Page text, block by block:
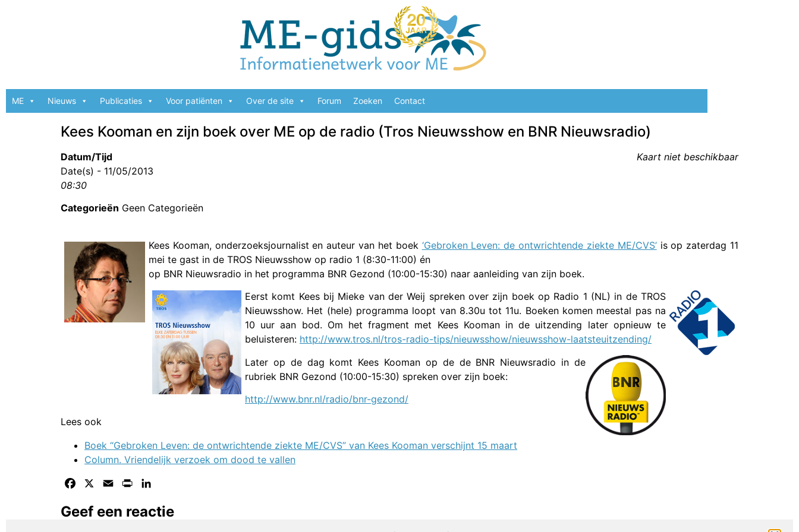
ME Nieuws Publicaties Voor patiënten Over de site Forum Zoeken Contact
Kees Kooman en zijn boek over ME op de radio (Tros Nieuwsshow en BNR Nieuwsradio)
Kaart niet beschikbaar
Datum/Tijd
Date(s) - 11/05/2013
08:30
Categorieën Geen Categorieën
Kees Kooman, onderzoeksjournalist en auteur van het boek ‘Gebroken Leven: de ontwrichtende ziekte ME/CVS’is op zaterdag 11
mei te gast in de TROS Nieuwsshow op radio 1 (8:30-11:00) én
op BNR Nieuwsradio in het programma BNR Gezond (10:00-15:30) naar aanleiding van zijn boek.
Eerst komt Kees bij Mieke van der Weij spreken over zijn boek op Radio 1 (NL) in de TROS
Nieuwsshow. Het (hele) programma loopt van 8.30u tot 11u. Boeken komen meestal pas na
10 uur aan bod. Om het fragment met Kees Kooman in de uitzending later opnieuw te
beluisteren: http://www.tros.nl/tros-radio-tips/nieuwsshow/nieuwsshow-laatsteuitzending/
Later op de dag komt Kees Kooman op de de BNR Nieuwsradio in de
rubriek BNR Gezond (10:00-15:30) spreken over zijn boek:
http://www.bnr.nl/radio/bnr-gezond/
Lees ook
Boek “Gebroken Leven: de ontwrichtende ziekte ME/CVS” van Kees Kooman verschijnt 15 maart
Column. Vriendelijk verzoek om dood te vallen
Facebook Email Print
Geef een reactie